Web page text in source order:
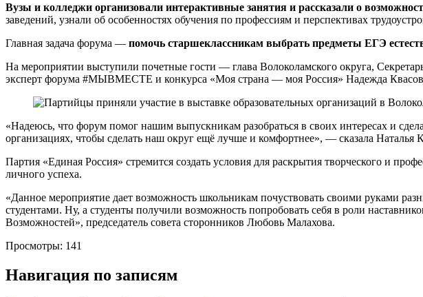
Вузы и колледжи организовали интерактивные занятия и рассказали о
заведений, узнали об особенностях обучения по профессиям и перспективах
Главная задача форума — помочь старшеклассникам выбрать предметы ЕГЭ
На мероприятии выступили почетные гости — глава Волоколамского округа,
эксперт форума #МЫВМЕСТЕ и конкурса «Моя страна — моя Россия» Надежда
«Надеюсь, что форум помог нашим выпускникам разобраться в своих интересах и
организациях, чтобы сделать наш округ ещё лучше и комфортнее», — сказала Наталья
Партия «Единая Россия» стремится создать условия для раскрытия творческого и
личного успеха.
«Данное мероприятие дает возможность школьникам почуствовать своими руками
студентами. Ну, а студенты получили возможность попробовать себя в роли
Возможностей», председатель совета сторонников Любовь Малахова.
Просмотры: 141
Навигация по записям